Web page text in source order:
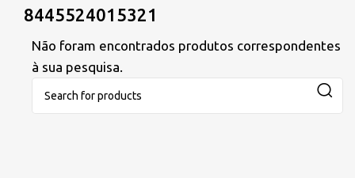
8445524015321
Não foram encontrados produtos correspondentes
à sua pesquisa.